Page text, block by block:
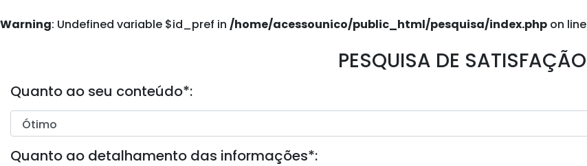
Warning: Undefined variable $id_pref in /home/acessounico/public_html/pesquisa/index.php on line
PESQUISA DE SATISFAÇÃO
Quanto ao seu conteúdo*:
Quanto ao detalhamento das informações*: